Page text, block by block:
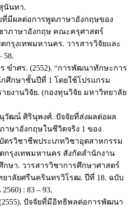
นันทา.
ที่มีผลต่อการพูดภาษาอังกฤษของ
าภาษาอังกฤษ คณะครุศาสตร์
กรุงเทพมหานคร. วารสารวิจัยและ
58.
ขําศร. (2552). “การพัฒนาทักษะการ
ศึกษาชั้นปีที่ 1 โดยใช้โปรแกรม
ยงานวิจัย. (กองทุนวิจัย มหาวิทยาลัย
วัฒน์ ศิรินุพงศ์. ปัจจัยที่ส่งผลต่อผล
าษาอังกฤษในชีวิตจริง 1 ของ
ตรวิชาชีพประเภทวิชาอุตสาหกรรม
กรุงเทพมหานคร สังกัดสำนักงาน
ษา. วารสารวิชาการศึกษาศาสตร์
าลัยศรีนครินทรวิโรฒ. ปีที่ 18. ฉบับ
: 83 – 93.
ปัจจัยที่มีอิทธิพลต่อการพัฒนา